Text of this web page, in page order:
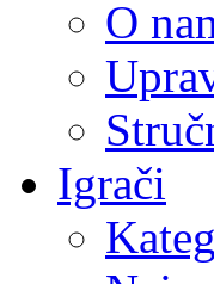
O
Igrači